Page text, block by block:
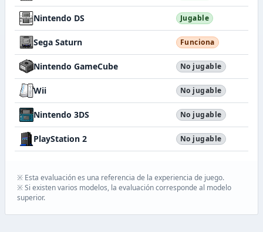
Nintendo DS Jugable
Sega Saturn Funciona
Nintendo GameCube No jugable
Wii No jugable
Nintendo 3DS No jugable
PlayStation 2 No jugable
※ Esta evaluación es una referencia de la experiencia de juego.
※ Si existen varios modelos, la evaluación corresponde al modelo
superior.